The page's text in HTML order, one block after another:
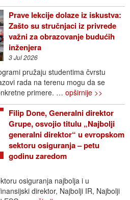
Prave lekcije dolaze iz iskustva:
Zašto su stručnjaci iz privrede
važni za obrazovanje budućih
inženjera
3 Jul 2026
pružaju studentima čvrstu
rada na terenu mogu da se
primere. … opširnije >>
Filip Done, Generalni direktor
Grupe, osvojio titulu „Najbolji
generalni direktor“ u evropskom
sektoru osiguranja – petu
godinu zaredom
osiguranja najbolja i u
direktor, Najbolji IR, Najbolji